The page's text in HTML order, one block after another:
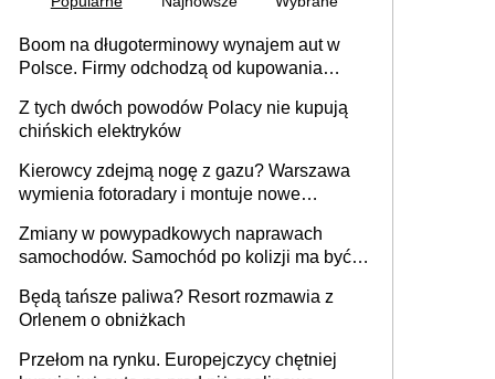
Boom na długoterminowy wynajem aut w
Polsce. Firmy odchodzą od kupowania
Z tych dwóch powodów Polacy nie kupują
chińskich elektryków
Kierowcy zdejmą nogę z gazu? Warszawa
wymienia fotoradary i montuje nowe
Zmiany w powypadkowych naprawach
samochodów. Samochód po kolizji ma być
technologią producenta
Będą tańsze paliwa? Resort rozmawia z
Orlenem o obniżkach
Przełom na rynku. Europejczycy chętniej